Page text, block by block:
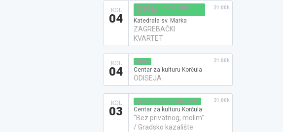
KOL
04
KONCERT KLASIČNE
GLAZBE
Katedrala sv. Marka
ZAGREBAČKI
KVARTET
21:00h
KOL
04
KINO
Centar za kulturu Korčula
ODISEJA
21:00h
KOL
03
KAZALIŠNA PREDSTAVA
Centar za kulturu Korčula
“Bez privatnog, molim”
/ Gradsko kazalište
21:00h